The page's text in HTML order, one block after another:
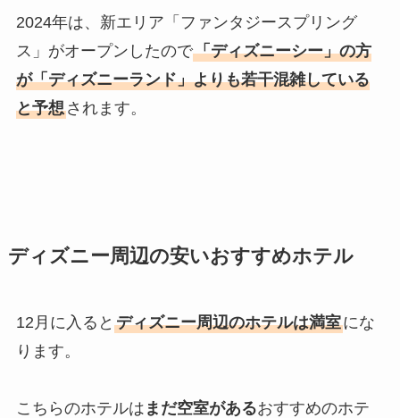
2024年は、新エリア「ファンタジースプリング
ス」がオープンしたので「ディズニーシー」の方
が「ディズニーランド」よりも若干混雑している
と予想されます。
ディズニー周辺の安いおすすめホテル
12月に入ると ディズニー周辺のホテルは満室にな
ります。
こちらのホテルは まだ空室があるおすすめのホテ